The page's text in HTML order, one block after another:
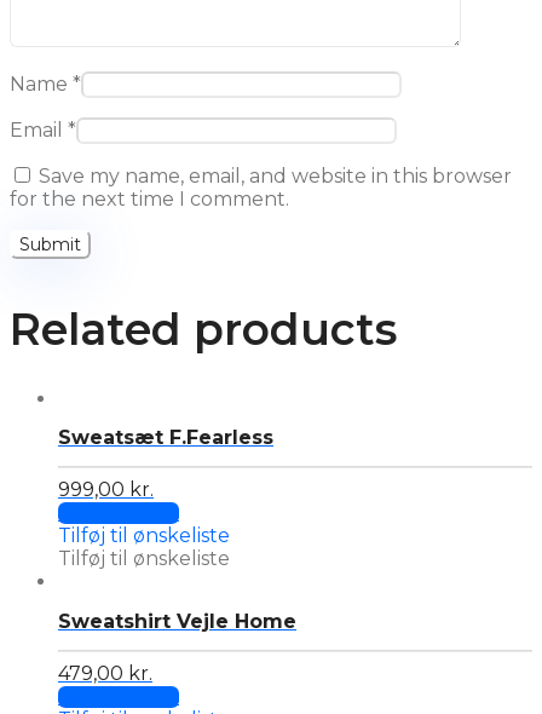
Name *
Email *
Save my name, email, and website in this browser
for the next time I comment.
Related products
Sweatsæt F.Fearless
999,00 kr.
Select optionsThis
product
has
The
options
be
Tilføj til ønskeliste
Tilføj til ønskeliste
Sweatshirt Vejle Home
479,00 kr.
Select optionsThis